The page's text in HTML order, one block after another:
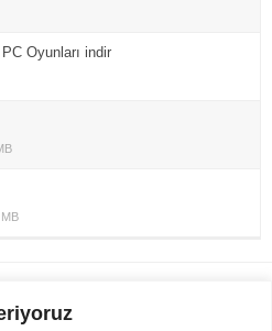
Oyunları indir